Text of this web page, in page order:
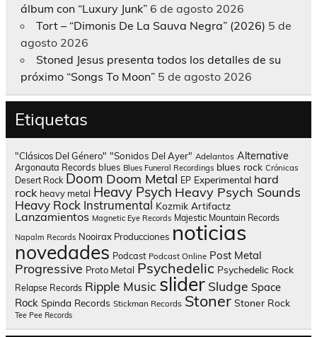
álbum con “Luxury Junk” 6 de agosto 2026
Tort – “Dimonis De La Sauva Negra” (2026) 5 de
agosto 2026
Stoned Jesus presenta todos los detalles de su
próximo “Songs To Moon” 5 de agosto 2026
Etiquetas
"Clásicos Del Género" "Sonidos Del Ayer" Adelantos Alternative
Argonauta Records blues Blues Funeral Recordings blues rock Crónicas
Desert Rock Doom Doom Metal EP Experimental hard
rock heavy metal Heavy Psych Heavy Psych Sounds
Heavy Rock Instrumental Kozmik Artifactz
Lanzamientos Magnetic Eye Records Majestic Mountain Records
Napalm Records Nooirax Producciones noticias
novedades Podcast Podcast Online Post Metal
Progressive Proto Metal Psychedelic Psychedelic Rock
Relapse Records Ripple Music slider Sludge Space
Rock Spinda Records Stickman Records Stoner Stoner Rock
Tee Pee Records